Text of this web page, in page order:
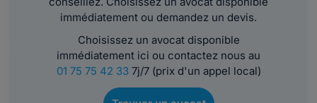
immédiatement ou demandez un devis.
Choisissez un avocat disponible
immédiatement ici ou contactez nous au
01 75 75 42 337j/7 (prix d'un appel local)